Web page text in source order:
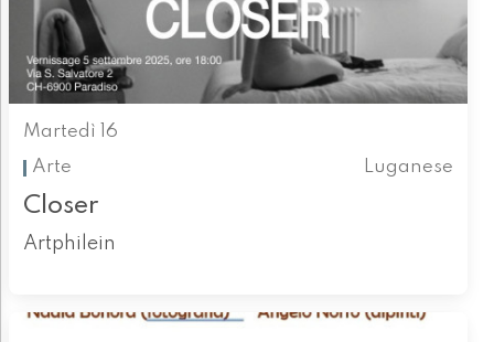
Martedì 16
Arte
Luganese
Closer
Artphilein